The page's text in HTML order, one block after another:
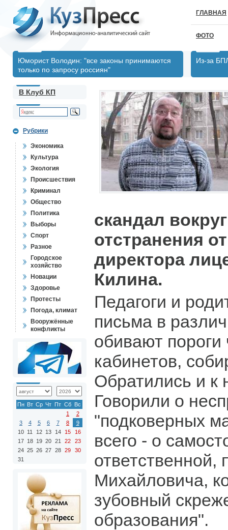
ГЛАВНАЯ
ФОТО
Юморист Володин: "все законы принимаются
только по запросу россиян"
Из-за
В Клуб КП
Рубрики
Экономика
Культура
Экология
Происшествия
Криминал
Общество
Политика
Выборы
Спорт
Разное
Городское
хозяйство
Новации
Здоровье
Протесты
Погода, климат
Вооружённые
конфликты
Пн Вт Ср Чт Пт Сб Вс
1
2
3
4 5 6 7 8
9
10 11 12 13 14 15
16
17 18 19 20 21 22
23
24 25 26 27 28 29
30
31
скандал
отстранения
директора
Килина.
Педагоги и
письма в
обивают пороги
кабинетов,
Обратились и к
Говорили о
"подковерных
всего - о
Михайловича,
зубовный
образования".